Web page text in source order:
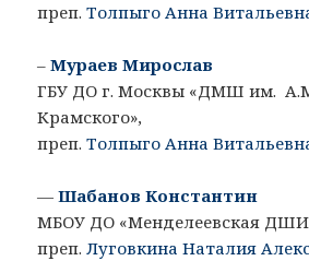
преп.Толпыго Анна
–Мураев Мирослав
ГБУ ДО г. Москвы «ДМШ им.
Крамского»,
преп.Толпыго Анна
—Шабанов Константин
МБОУ ДО «Менделеевская
преп.Луговкина Наталия